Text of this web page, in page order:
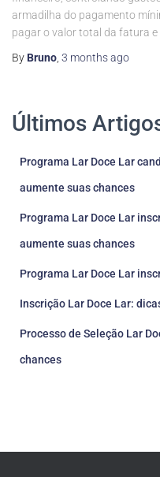
armadilha do pagamento
pagar o valor total da fatura e
By Bruno 3 monthsago
Últimos
Programa Lar Doce Lar
aumente suas chances
Programa Lar Doce Lar
aumente suas chances
Programa Lar Doce Lar
Inscrição Lar Doce Lar:
Processo de Seleção Lar
chances